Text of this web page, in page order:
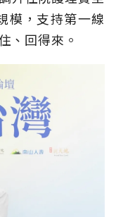
模，支持第一線
、回得來。